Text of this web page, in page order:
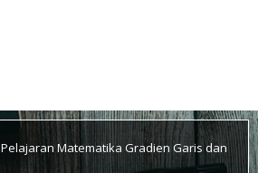
Pelajaran Matematika Gradien Garis dan